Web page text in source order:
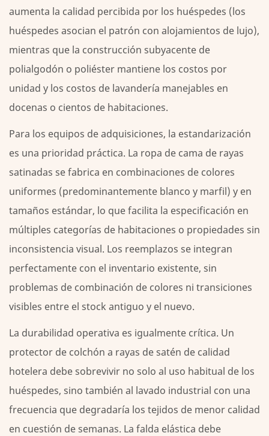
aumenta la calidad percibida por los huéspedes (los
huéspedes asocian el patrón con alojamientos de lujo),
mientras que la construcción subyacente de
polialgodón o poliéster mantiene los costos por
unidad y los costos de lavandería manejables en
docenas o cientos de habitaciones.
Para los equipos de adquisiciones, la estandarización
es una prioridad práctica. La ropa de cama de rayas
satinadas se fabrica en combinaciones de colores
uniformes (predominantemente blanco y marfil) y en
tamaños estándar, lo que facilita la especificación en
múltiples categorías de habitaciones o propiedades sin
inconsistencia visual. Los reemplazos se integran
perfectamente con el inventario existente, sin
problemas de combinación de colores ni transiciones
visibles entre el stock antiguo y el nuevo.
La durabilidad operativa es igualmente crítica. Un
protector de colchón a rayas de satén de calidad
hotelera debe sobrevivir no solo al uso habitual de los
huéspedes, sino también al lavado industrial con una
frecuencia que degradaría los tejidos de menor calidad
en cuestión de semanas. La falda elástica debe